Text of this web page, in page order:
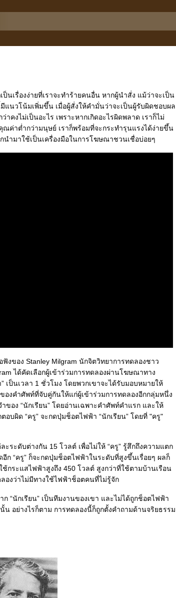
นเรื่องง่ายที่เราจะทำร้ายคนอื่น หากผู้นำสั่ง แม้ว่าจะเป็น
แนวโน้มเพิ่มขึ้น เมื่อผู้สั่งให้คำมั่นว่าจะเป็นผู้รับผิดชอบผล
าคงไม่เป็นอะไร เพราะหากเกิดอะไรผิดพลาด เราก็ไม่
ณค่าต่ำกว่ามนุษย์ เราก็พร้อมที่จะกระทำรุนแรงได้ง่ายขึ้น
นำมาใช้เป็นเครื่องมือในการโฆษณาชวนเชื่อบ่อยๆ
งของ Stanley Milgram นักจิตวิทยาการทดลองชาว
ได้คัดเลือกผู้เข้าร่วมการทดลองผ่านโฆษณาทาง
เป็นเวลา 1 ชั่วโมง โดยพวกเขาจะได้รับมอบหมายให้
งคำศัพท์ที่จับคู่กันให้แก่ผู้เข้าร่วมการทดลองอีกกลุ่มหนึ่ง
ของ “นักเรียน” โดยอ่านเฉพาะคำศัพท์คำแรก และให้
บผิด “ครู” จะกดปุ่มช็อตไฟฟ้า “นักเรียน” โดยที่ "ครู"
ระดับต่างกัน 15 โวลต์ เพื่อไม่ให้ “ครู” รู้สึกถึงความแตก
ก “ครู” ก็จะกดปุ่มช็อตไฟฟ้าในระดับที่สูงขึ้นเรื่อยๆ ผลก็
กระแสไฟฟ้าสูงถึง 450 โวลต์ สูงกว่าที่ใช้ตามบ้านเรือน
องว่าไม่มีทางใช้ไฟฟ้าช็อตคนที่ไม่รู้จัก
“นักเรียน” เป็นทีมงานของเขา และไม่ได้ถูกช็อตไฟฟ้า
น อย่างไรก็ตาม การทดลองนี้ก็ถูกตั้งคำถามด้านจริยธรรม